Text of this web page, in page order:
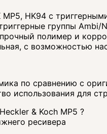
HK94 с
группы Ambi/
полимер и
с возможностью
по сравнению с
использования для
Heckler & Koch MP5 ?
ресивера